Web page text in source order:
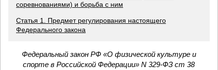
соревнованиями) и борьба с ним
Статья 1. Предмет регулирования настоящего
Федерального закона
Федеральный закон РФ «О физической культуре и
спорте в Российской Федерации» N 329-ФЗ ст 38